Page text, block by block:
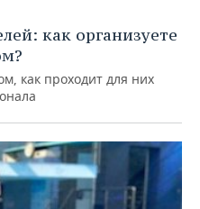
как организуете
как проходит для них